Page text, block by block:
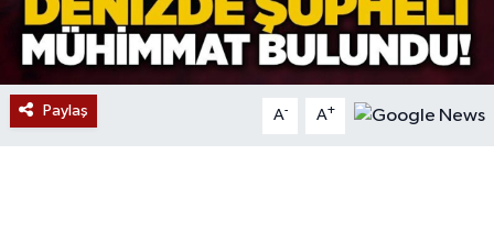
Paylaş A- A+
Düzce
Eğitim